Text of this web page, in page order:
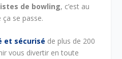
de bowling, c’est au
ça se passe.
et sécurisé de plus de 200
vous divertir en toute